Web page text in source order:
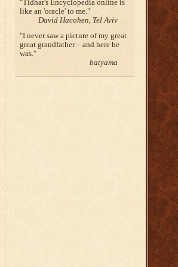
Tidhar's Encyclopedia online is
like an 'oracle' to me.
David Hacohen, Tel Aviv
I never saw a picture of my great
great grandfather – and here he
was.
batyama